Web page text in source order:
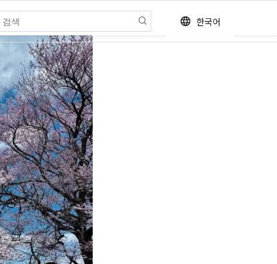
language 한국어